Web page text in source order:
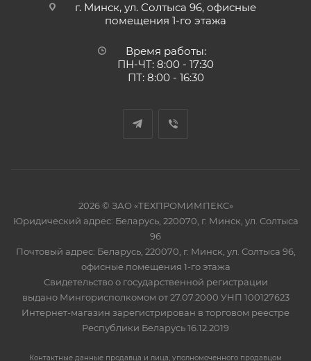
г. Минск, ул. Солтыса 96, офисные
помещения 1-го этажа
Время работы:
ПН-ЧТ: 8:00 - 17:30
ПТ: 8:00 - 16:30
2026 © ЗАО «ТЕХПРОМИМПЕКС»
Юридический адрес: Беларусь, 220070, г. Минск, ул. Солтыса
96
Почтовый адрес: Беларусь, 220070, г. Минск, ул. Солтыса 96,
офисные помещения 1-го этажа
Свидетельство о государственной регистрации
выдано Мингорисполкомом от 27.07.2000 УНП 100127623
Интернет-магазин зарегистрирован в торговом реестре
Республики Беларусь 16.12.2019
Контактные данные продавца и лица, уполномоченного продавцом